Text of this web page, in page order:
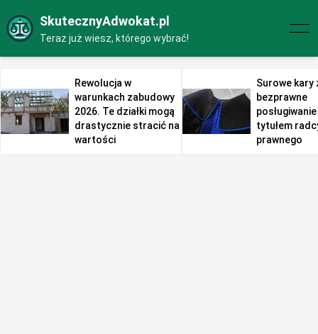
SkutecznyAdwokat.pl
Teraz już wiesz, którego wybrać!
Rewolucja w
warunkach zabudowy
2026. Te działki mogą
drastycznie stracić na
wartości
Surowe kary
bezprawne
tytułem
prawnego